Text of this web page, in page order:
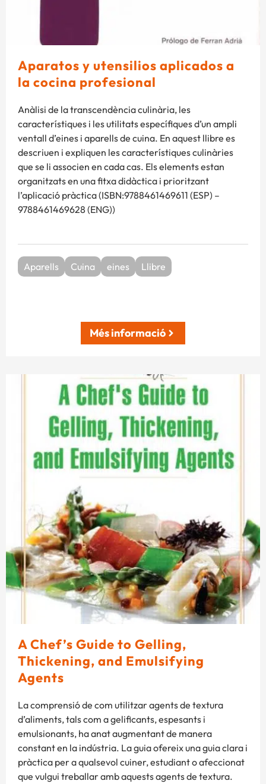
Aparatos y utensilios aplicados a
la cocina profesional
Anàlisi de la transcendència culinària, les
característiques i les utilitats específiques d’un ampli
ventall d’eines i aparells de cuina. En aquest llibre es
descriuen i expliquen les característiques culinàries
que se li associen en cada cas. Els elements estan
organitzats en una fitxa didàctica i prioritzant
l’aplicació pràctica (ISBN:9788461469611 (ESP) –
9788461469628 (ENG))
Aparells Cuina eines Llibre
Més informació
A Chef’s Guide to Gelling,
Thickening, and Emulsifying
Agents
La comprensió de com utilitzar agents de textura
d’aliments, tals com a gelificants, espesants i
emulsionants, ha anat augmentant de manera
constant en la indústria. La guia ofereix una guia clara i
pràctica per a qualsevol cuiner, estudiant o afeccionat
que vulgui treballar amb aquests agents de textura.